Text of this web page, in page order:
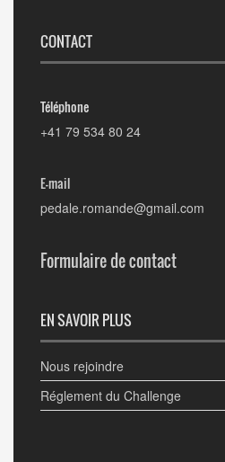
CONTACT
Téléphone
+41 79 534 80 24
E-mail
pedale.romande@gmail.com
Formulaire de contact
EN SAVOIR PLUS
Nous rejoindre
Réglement du Challenge